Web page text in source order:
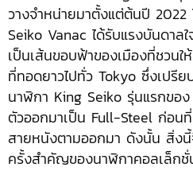
วางจำหน่ายมาตั้งแต่ต้นปี 2022
Seiko Vanac ได้รับแรงบันดาล
เป็นเส้นขอบฟ้าของเมืองที่ชวน
ที่ทอดยาวไปทั่ว Tokyo ซึ่งเปรี
นาฬิกา King Seiko รุ่นแรกขอ
ตัวออกมาเป็น Full-Steel ก่อน
สายหนังตามออกมา ดังนั้น สิ่ง
ครั้งสำคัญของนาฬิกาคอลเล็ก